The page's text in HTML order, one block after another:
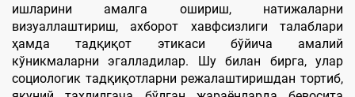
ишларини амалга ошириш, натижаларни
визуаллаштириш, ахборот хавфсизлиги талаблари
ҳамда тадқиқот этикаси бўйича амалий
кўникмаларни эгалладилар. Шу билан бирга, улар
социологик тадқиқотларни режалаштиришдан тортиб,